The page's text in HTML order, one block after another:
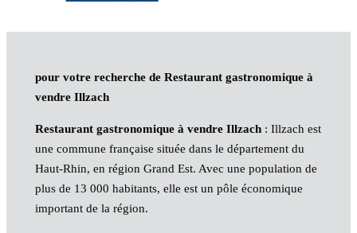
pour votre recherche de Restaurant gastronomique à
vendre Illzach
Restaurant gastronomique à vendre Illzach: Illzach est
une commune française située dans le département du
Haut-Rhin, en région Grand Est. Avec une population de
plus de 13 000 habitants, elle est un pôle économique
important de la région.